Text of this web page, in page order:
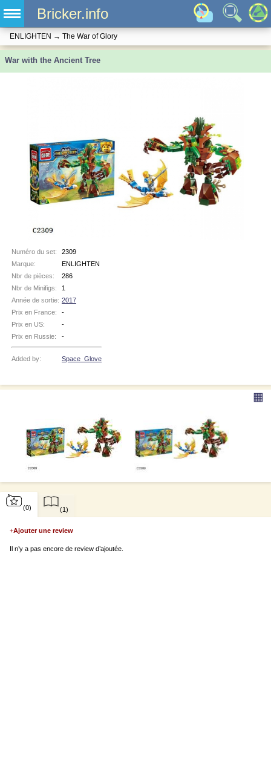
Bricker.info
ENLIGHTEN → The War of Glory
War with the Ancient Tree
Numéro du set:
2309
Marque:
ENLIGHTEN
Nbr de pièces:
286
Nbr de Minifigs:
1
Année de sortie: 2017
Prix en France:
-
Prix en US:
-
Prix en Russie:
-
Added by: Space_Glove
▦
(0)
+Ajouter une review
Il n’y a pas encore de review d’ajoutée.
(1)